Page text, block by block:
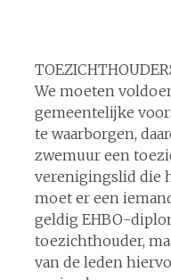
We moeten
gemeentelijke
te waarborgen,
zwemuur een
verenigingslid die
moet er een
geldig EHBO-
toezichthouder,
van de leden